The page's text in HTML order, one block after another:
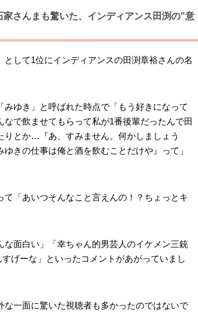
さんまも驚いた、インディアンス田渕の"意
して1位にインディアンスの田渕章裕さんの名
ゆき」と呼ばれた時点で「もう好きになって
で飲ませてもらって私が1番後輩だったんで田
とか…『あ、すみません。何かしましょう
きの仕事は俺と酒を飲むことだけや』って」
「あいつそんなこと言えんの！？ちょっとキ
面白い」「幸ちゃん的男芸人のイケメン三銃
げーな」といったコメントがあがっていまし
一面に驚いた視聴者も多かったのではないで